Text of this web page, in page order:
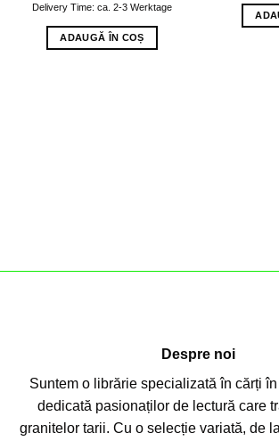
Delivery Time: ca. 2-3 Werktage
ADAUGĂ ÎN COȘ
Despre noi
Suntem o librărie specializată în cărți
dedicată pasionaților de lectură care
granitelor tarii. Cu o selecție variată, de